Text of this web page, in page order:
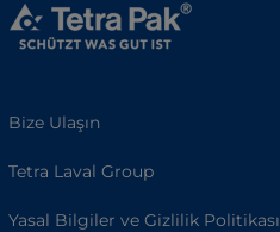
Bize Ulaşın
Tetra Laval Group
Yasal Bilgiler ve Gizlilik Politikası